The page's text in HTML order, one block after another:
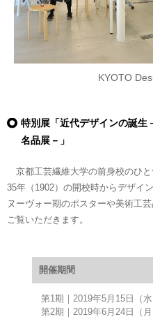
KYOTO
特別展「近代デザインの誕生
名品展－」
京都工芸繊維大学の前身校のひ
35年（1902）の開校時からデザイ
ヌーヴォー期のポスターや美術工
ご覧いただきます。
開催期間
第1期｜2019年5月15日（水
第2期｜2019年6月24日（月